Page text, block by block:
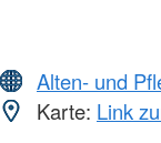
Alten- und
Karte: Link